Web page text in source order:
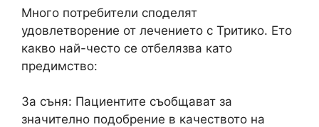
Много потребители споделят
удовлетворение от лечението с Тритико. Ето
какво най-често се отбелязва като
предимство:
За съня: Пациентите съобщават за
значително подобрение в качеството на